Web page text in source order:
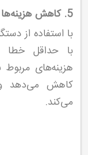
5. کاهش هزینه‌ها و زمان تولید
با حداقل خطا
هزینه‌های مربوط
کاهش می‌دهد
می‌کند.